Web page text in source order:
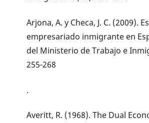
Arjona, A. y Checa, J. C. (2009).
empresariado inmigrante en
del Ministerio de Trabajo e
255-268
.
Averitt, R. (1968). The Dual